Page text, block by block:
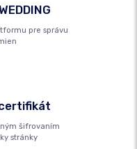
pre správu
šifrovaním
stránky